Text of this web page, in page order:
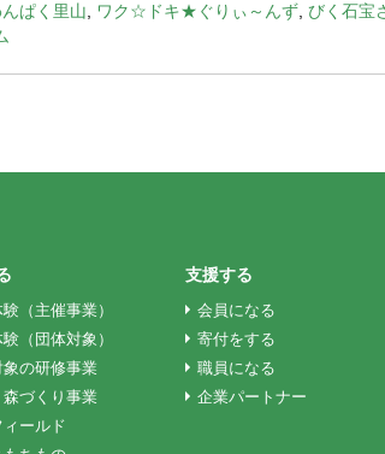
んぱく里山 ワク☆ドキ★ぐりぃ～んず びく石宝
（主催事業）
（団体対象）
象の研修事業
づくり事業
ールド
支援する
会員になる
寄付をする
職員になる
企業パートナー